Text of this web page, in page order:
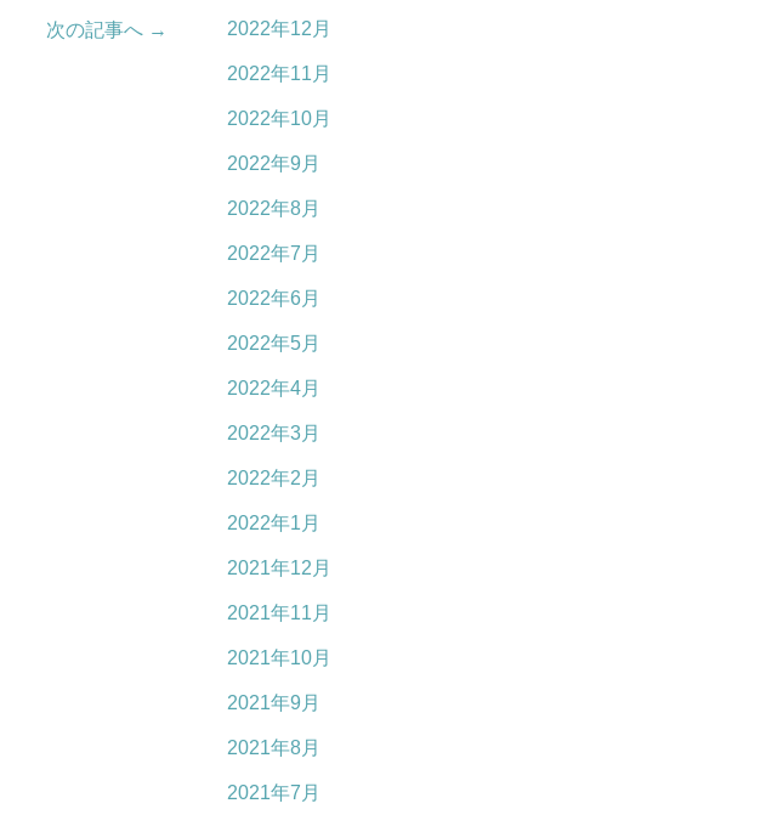
次の記事へ → 2022年12月
2022年11月
2022年10月
2022年9月
2022年8月
2022年7月
2022年6月
2022年5月
2022年4月
2022年3月
2022年2月
2022年1月
2021年12月
2021年11月
2021年10月
2021年9月
2021年8月
2021年7月